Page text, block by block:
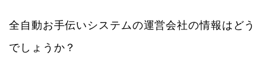
全自動お手伝いシステムの運営会社の情報はどう
でしょうか？